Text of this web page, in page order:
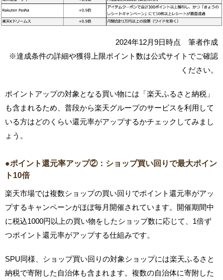
2024年12月9日時点 筆者作成
※達成条件の詳細や獲得上限ポイント数は公式サイトでご確認
ください。
ポイントアップの対象となる買い物には「楽天ふるさと納税」
も含まれるため、普段から楽天グループのサービスを利用して
いる方はどのくらい還元率がアップするかチェックしてみまし
ょう。
●ポイント還元率アップ②：ショップ買い回りで最大ポイン
ト10倍
楽天市場では複数ショップの買い回りでポイント還元率がアッ
プするキャンペーンがほぼ毎月開催されています。開催期間中
に税込1000円以上の買い物をしたショップ数に応じて、1倍ず
つポイント還元率がアップする仕組みです。
SPU同様、ショップ買い回りの対象ショップには楽天ふるさと
納税で寄附した自治体も含まれます。複数の自治体に寄附した